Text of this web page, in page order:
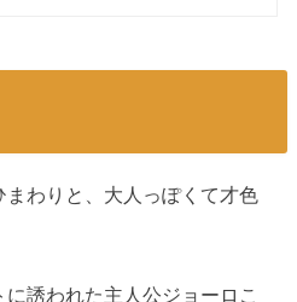
わりと、大人っぽくて才色
誘われた主人公ジョーロこ